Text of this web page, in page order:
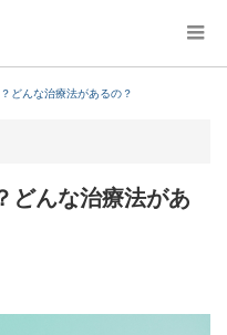
どんな治療法があるの？
どんな治療法があ